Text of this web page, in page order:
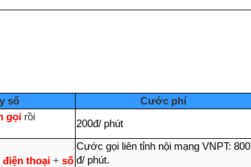
số
Cước phí
gọi rồi
200đ/ phút
điện thoại + số
Cước gọi liên tỉnh nội mạng VNPT: 800
đ/ phút.